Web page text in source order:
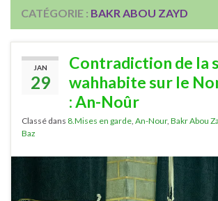
CATÉGORIE : BAKR ABOU ZAYD
JAN
29
Contradiction de la
wahhabite sur le
: An-Noûr
Classé dans 8.Mises en garde An-Nour, Bakr Abou
Baz